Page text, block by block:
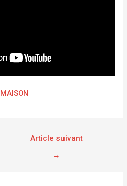
MAISON
Article suivant
→